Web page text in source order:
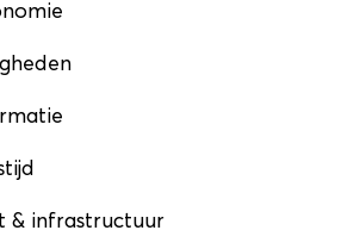
& infrastructuur